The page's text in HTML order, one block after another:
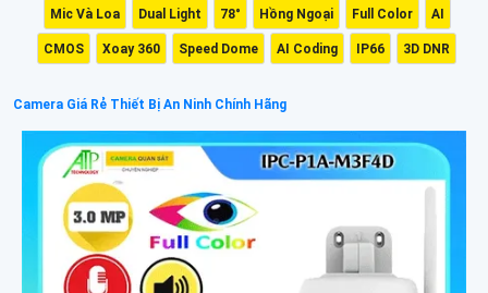
Mic Và Loa Dual Light 78° Hồng Ngoại Full Color AI
CMOS Xoay 360 Speed Dome AI Coding IP66 3D DNR
Camera Giá Rẻ Thiết Bị An Ninh Chính Hãng